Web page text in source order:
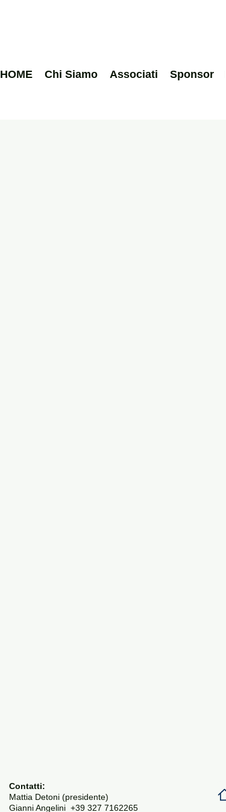
HOME Chi Siamo Associati Sponsor
Contatti:
Mattia Detoni (presidente)
Gianni Angelini +39 327 7162265